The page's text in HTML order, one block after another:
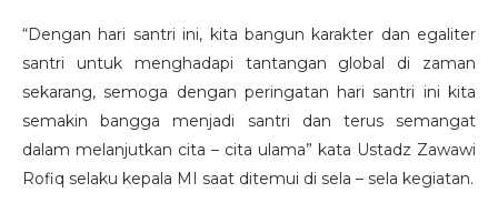
“Dengan hari santri ini, kita bangun karakter dan egaliter
santri untuk menghadapi tantangan global di zaman
sekarang, semoga dengan peringatan hari santri ini kita
semakin bangga menjadi santri dan terus semangat
dalam melanjutkan cita – cita ulama” kata Ustadz Zawawi
Rofiq selaku kepala MI saat ditemui di sela – sela kegiatan.